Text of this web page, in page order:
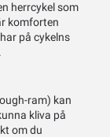
herrcykel som
komforten
på cykelns
ram) kan
kliva på
om du